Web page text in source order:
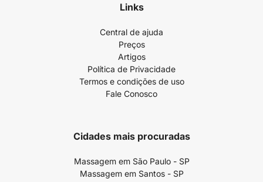
Links
Central de ajuda
Preços
Artigos
Política de Privacidade
Termos e condições de uso
Fale Conosco
Cidades mais procuradas
Massagem em São Paulo - SP
Massagem em Santos - SP